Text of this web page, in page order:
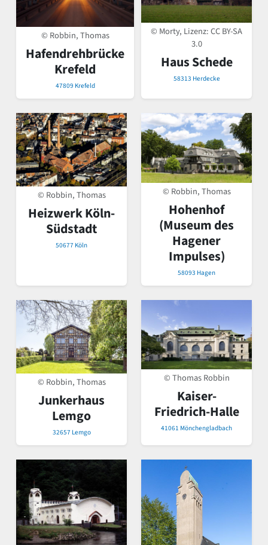
© Robbin, Thomas
Hafendrehbrücke
Krefeld
47809 Krefeld
© Morty, Lizenz:CC BY-SA
3.0
Haus Schede
58313 Herdecke
© Robbin, Thomas
Heizwerk Köln-
Südstadt
50677 Köln
© Robbin, Thomas
Hohenhof
(Museum des
Hagener
Impulses)
58093 Hagen
© Robbin, Thomas
Junkerhaus
Lemgo
32657 Lemgo
© Thomas Robbin
Kaiser-
Friedrich-Halle
41061 Mönchengladbach